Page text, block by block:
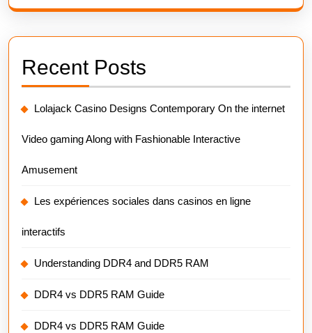
Recent Posts
Lolajack Casino Designs Contemporary On the internet
Video gaming Along with Fashionable Interactive
Amusement
Les expériences sociales dans casinos en ligne
interactifs
Understanding DDR4 and DDR5 RAM
DDR4 vs DDR5 RAM Guide
DDR4 vs DDR5 RAM Guide